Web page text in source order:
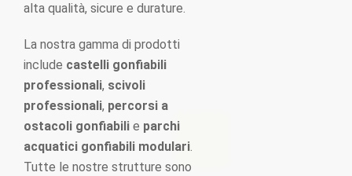
alta qualità, sicure e durature.
La nostra gamma di prodotti
include castelli gonfiabili
professionali, scivoli
professionali, percorsi a
ostacoli gonfiabili e parchi
acquatici gonfiabili modulari.
Tutte le nostre strutture sono